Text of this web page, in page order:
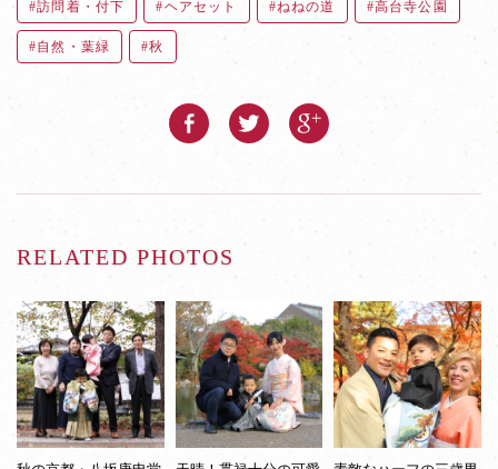
訪問着・付下 ヘアセット ねねの道 高台寺公園
自然・葉緑 秋
RELATED PHOTOS